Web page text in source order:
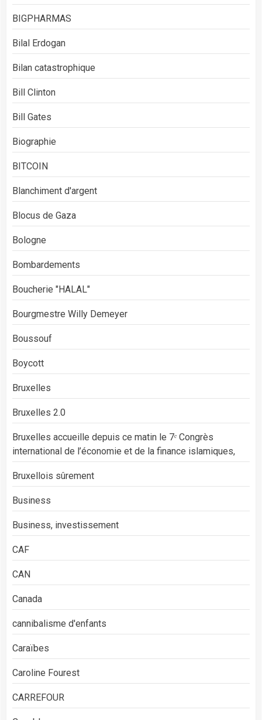
BIGPHARMAS
Bilal Erdogan
Bilan catastrophique
Bill Clinton
Bill Gates
Biographie
BITCOIN
Blanchiment d'argent
Blocus de Gaza
Bologne
Bombardements
Boucherie "HALAL"
Bourgmestre Willy Demeyer
Boussouf
Boycott
Bruxelles
Bruxelles 2.0
Bruxelles accueille depuis ce matin le 7ᵉ Congrès
international de l’économie et de la finance islamiques,
Bruxellois sûrement
Business
Business, investissement
CAF
CAN
Canada
cannibalisme d'enfants
Caraïbes
Caroline Fourest
CARREFOUR